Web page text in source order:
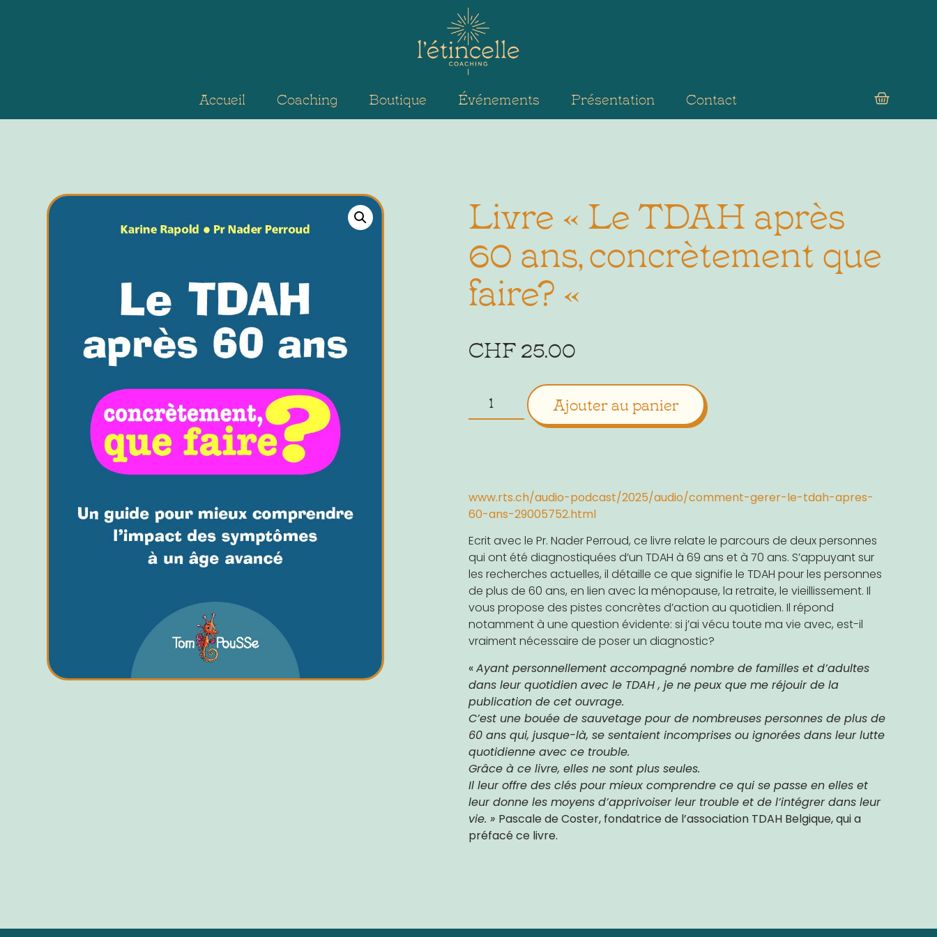
Accueil Coaching Boutique Événements Présentation Contact
Livre « Le TDAH après
60 ans, concrètement que
faire? «
CHF25.00
Ajouter au panier Alternative:
www.rts.ch/audio-podcast/2025/audio/comment-gerer-le-tdah-apres-
60-ans-29005752.html
Ecrit avec le Pr. Nader Perroud, ce livre relate le parcours de deux personnes
qui ont été diagnostiquées d’un TDAH à 69 ans et à 70 ans. S’appuyant sur
les recherches actuelles, il détaille ce que signifie le TDAH pour les personnes
de plus de 60 ans, en lien avec la ménopause, la retraite, le vieillissement. Il
vous propose des pistes concrètes d’action au quotidien. Il répond
notamment à une question évidente: si j’ai vécu toute ma vie avec, est-il
vraiment nécessaire de poser un diagnostic?
«Ayant personnellement accompagné nombre de familles et d’adultes
dans leur quotidien avec le TDAH , je ne peux que me réjouir de la
publication de cet ouvrage.
C’est une bouée de sauvetage pour de nombreuses personnes de plus de
60 ans qui, jusque-là, se sentaient incomprises ou ignorées dans leur lutte
quotidienne avec ce trouble.
Grâce à ce livre, elles ne sont plus seules.
Il leur offre des clés pour mieux comprendre ce qui se passe en elles et
leur donne les moyens d’apprivoiser leur trouble et de l’intégrer dans leur
vie. » Pascale de Coster, fondatrice de l’association TDAH Belgique, qui a
préfacé ce livre.